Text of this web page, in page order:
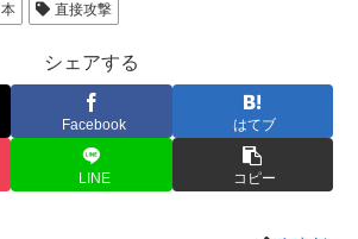
直接攻撃
シェアする
Facebook はてブ
LINE コピー